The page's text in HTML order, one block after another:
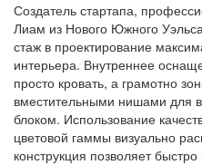
Создатель стартапа,
Лиам из Нового Южного
стаж в проектирование
интерьера. Внутреннее
просто кровать, а грамотно
вместительными нишами для
блоком. Использование
цветовой гаммы визуально
конструкция позволяет